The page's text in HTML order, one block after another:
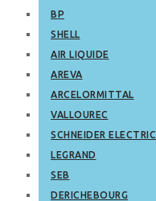
BP
SHELL
AIR LIQUIDE
AREVA
ARCELORMITTAL
VALLOUREC
SCHNEIDER ELECTRIC
LEGRAND
SEB
DERICHEBOURG